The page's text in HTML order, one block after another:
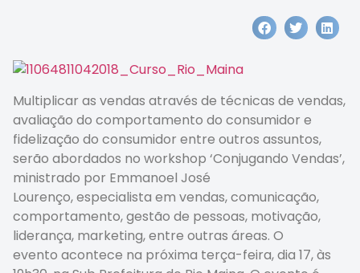
Multiplicar as vendas através de técnicas de vendas,
avaliação do comportamento do consumidor e
fidelização do consumidor entre outros assuntos,
serão abordados no workshop ‘Conjugando Vendas’,
ministrado por Emmanoel José
Lourenço, especialista em vendas, comunicação,
comportamento, gestão de pessoas, motivação,
liderança, marketing, entre outras áreas. O
evento acontece na próxima terça-feira, dia 17, às